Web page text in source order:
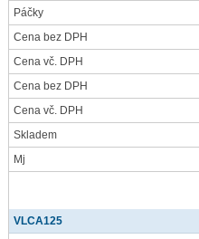
Páčky
Cena bez DPH
Cena vč. DPH
Cena bez DPH
Cena vč. DPH
Skladem
Mj
VLCA125